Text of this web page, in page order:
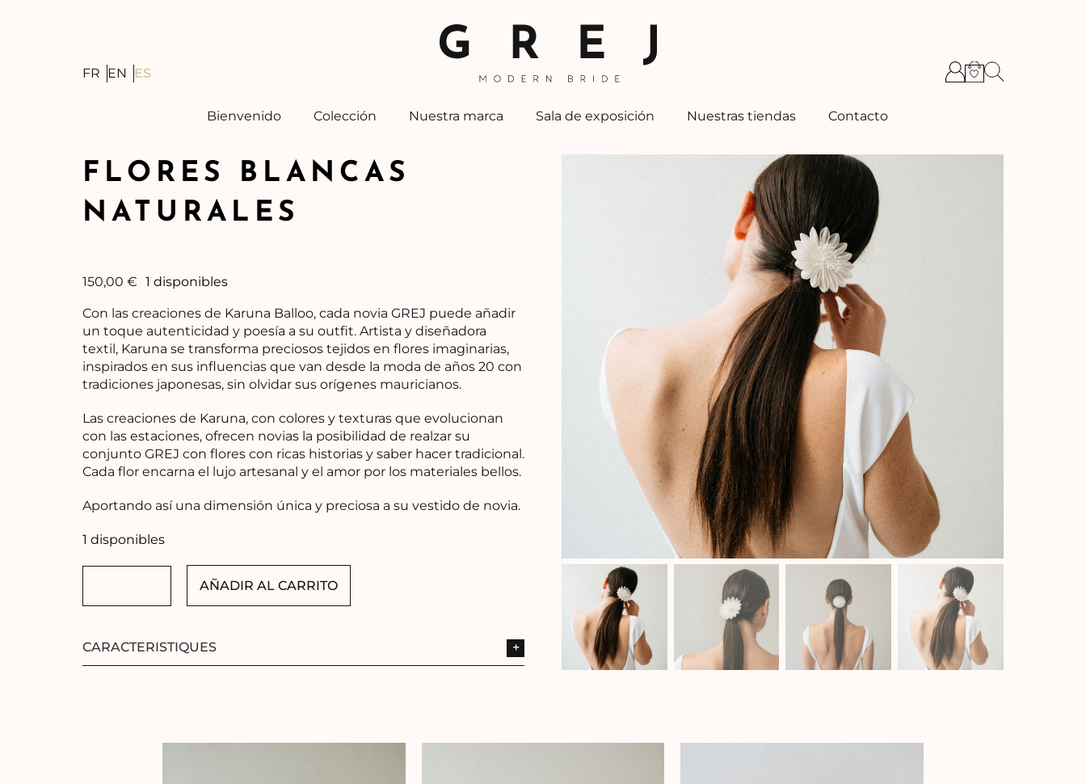
FR EN ES
Bienvenido Colección Nuestra marca Sala de exposición Nuestras tiendas Contacto
FLORES BLANCAS
NATURALES
150,00 € 1 disponibles
Con las creaciones de Karuna Balloo, cada novia GREJ puede añadir
un toque autenticidad y poesía a su outfit. Artista y diseñadora
textil, Karuna se transforma preciosos tejidos en flores imaginarias,
inspirados en sus influencias que van desde la moda de años 20 con
tradiciones japonesas, sin olvidar sus orígenes mauricianos.
Las creaciones de Karuna, con colores y texturas que evolucionan
con las estaciones, ofrecen novias la posibilidad de realzar su
conjunto GREJ con flores con ricas historias y saber hacer tradicional.
Cada flor encarna el lujo artesanal y el amor por los materiales bellos.
Aportando así una dimensión única y preciosa a su vestido de novia.
1 disponibles
BLANCAS
cantidad
AÑADIR AL CARRITO
CARACTERISTIQUES